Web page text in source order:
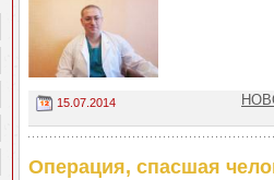
15.07.2014
Операция, спасшая